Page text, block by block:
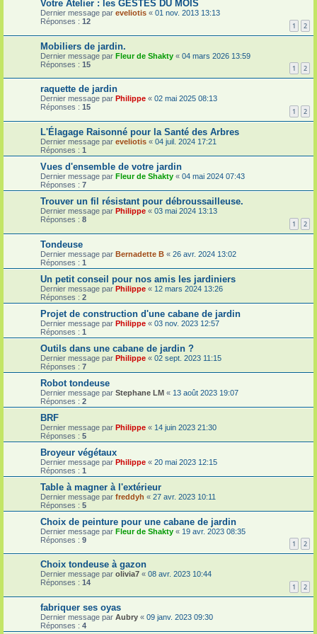
Votre Atelier : les GESTES DU MOIS
Dernier message par eveliotis « 01 nov. 2013 13:13
Réponses : 12 1 2
Mobiliers de jardin.
Dernier message par Fleur de Shakty « 04 mars 2026 13:59
Réponses : 15 1 2
raquette de jardin
Dernier message par Philippe « 02 mai 2025 08:13
Réponses : 15 1 2
L'Élagage Raisonné pour la Santé des Arbres
Dernier message par eveliotis « 04 juil. 2024 17:21
Réponses : 1
Vues d'ensemble de votre jardin
Dernier message par Fleur de Shakty « 04 mai 2024 07:43
Réponses : 7
Trouver un fil résistant pour débroussailleuse.
Dernier message par Philippe « 03 mai 2024 13:13
Réponses : 8 1 2
Tondeuse
Dernier message par Bernadette B « 26 avr. 2024 13:02
Réponses : 1
Un petit conseil pour nos amis les jardiniers
Dernier message par Philippe « 12 mars 2024 13:26
Réponses : 2
Projet de construction d'une cabane de jardin
Dernier message par Philippe « 03 nov. 2023 12:57
Réponses : 1
Outils dans une cabane de jardin ?
Dernier message par Philippe « 02 sept. 2023 11:15
Réponses : 7
Robot tondeuse
Dernier message par Stephane LM « 13 août 2023 19:07
Réponses : 2
BRF
Dernier message par Philippe « 14 juin 2023 21:30
Réponses : 5
Broyeur végétaux
Dernier message par Philippe « 20 mai 2023 12:15
Réponses : 1
Table à magner à l'extérieur
Dernier message par freddyh « 27 avr. 2023 10:11
Réponses : 5
Choix de peinture pour une cabane de jardin
Dernier message par Fleur de Shakty « 19 avr. 2023 08:35
Réponses : 9 1 2
Choix tondeuse à gazon
Dernier message par olivia7 « 08 avr. 2023 10:44
Réponses : 14 1 2
fabriquer ses oyas
Dernier message par Aubry « 09 janv. 2023 09:30
Réponses : 4